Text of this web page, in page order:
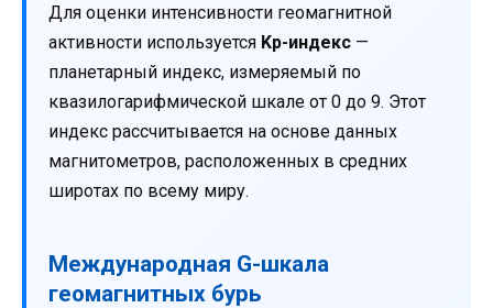
Для оценки интенсивности геомагнитной
активности используется Kp-индекс —
планетарный индекс, измеряемый по
квазилогарифмической шкале от 0 до 9. Этот
индекс рассчитывается на основе данных
магнитометров, расположенных в средних
широтах по всему миру.
Международная G-шкала
геомагнитных бурь